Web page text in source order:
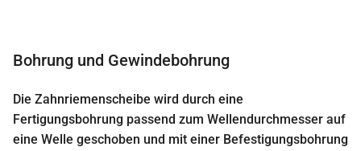
Bohrung und Gewindebohrung
Die Zahnriemenscheibe wird durch eine
Fertigungsbohrung passend zum Wellendurchmesser auf
eine Welle geschoben und mit einer Befestigungsbohrung